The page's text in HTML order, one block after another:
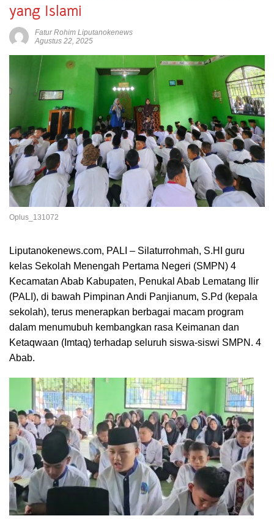
yang Islami
Fatur Rohim Liputanokenews
Agustus 22, 2025
Oplus_131072
Liputanokenews.com, PALI – Silaturrohmah, S.HI guru
kelas Sekolah Menengah Pertama Negeri (SMPN) 4
Kecamatan Abab Kabupaten, Penukal Abab Lematang Ilir
(PALI), di bawah Pimpinan Andi Panjianum, S.Pd (kepala
sekolah), terus menerapkan berbagai macam program
dalam menumubuh kembangkan rasa Keimanan dan
Ketaqwaan (Imtaq) terhadap seluruh siswa-siswi SMPN. 4
Abab.